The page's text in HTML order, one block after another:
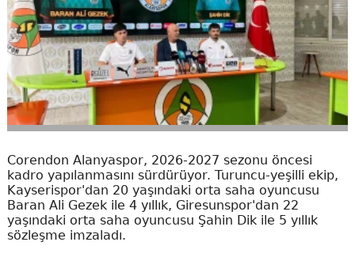
Corendon Alanyaspor, 2026-2027 sezonu öncesi
kadro yapılanmasını sürdürüyor. Turuncu-yeşilli ekip,
Kayserispor'dan 20 yaşındaki orta saha oyuncusu
Baran Ali Gezek ile 4 yıllık, Giresunspor'dan 22
yaşındaki orta saha oyuncusu Şahin Dik ile 5 yıllık
sözleşme imzaladı.